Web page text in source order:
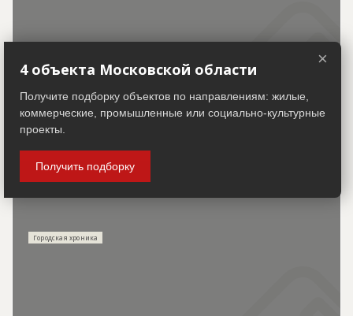
КПО "Рахья" в Ленобласти откроют в начале 2028
года
Городская хроника
×
4 объекта Московской области
Получите подборку объектов по направлениям: жилые,
коммерческие, промышленные или социально-культурные
проекты.
Получить подборку